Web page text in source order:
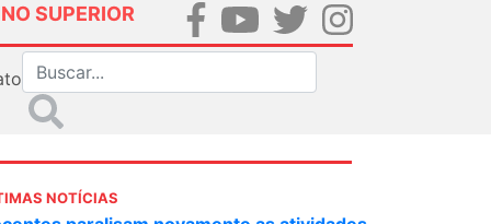
SUPERIOR
NOTÍCIAS